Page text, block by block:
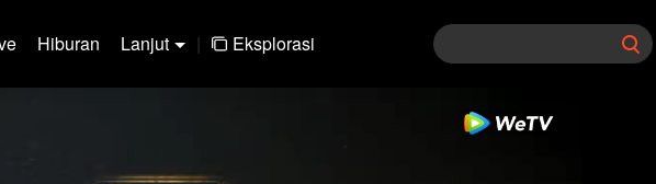
Hiburan Lanjut | Eksplorasi